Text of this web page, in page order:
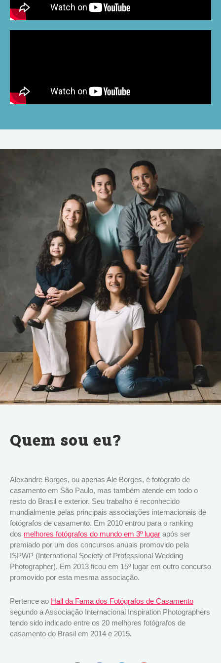
Quem sou eu?
Alexandre Borges, ou apenas Ale Borges, é fotógrafo de
casamento em São Paulo, mas também atende em todo o
resto do Brasil e exterior. Seu trabalho é reconhecido
mundialmente pelas principais associações internacionais de
fotógrafos de casamento. Em 2010 entrou para o ranking
dos melhores fotógrafos do mundo em 3º lugar após ser
premiado por um dos concursos anuais promovido pela
ISPWP (International Society of Professional Wedding
Photographer). Em 2013 ficou em 15º lugar em outro concurso
promovido por esta mesma associação.
Pertence ao Hall da Fama dos Fotógrafos de Casamento
segundo a Associação Internacional Inspiration Photographers
tendo sido indicado entre os 20 melhores fotógrafos de
casamento do Brasil em 2014 e 2015.